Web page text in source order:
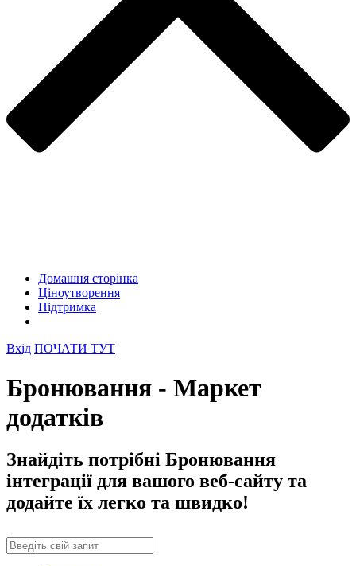
Домашня сторінка
Ціноутворення
Підтримка
Вхід ПОЧАТИ ТУТ
Бронювання - Маркет
додатків
Знайдіть потрібні Бронювання
інтеграції для вашого веб-сайту та
додайте їх легко та швидко!